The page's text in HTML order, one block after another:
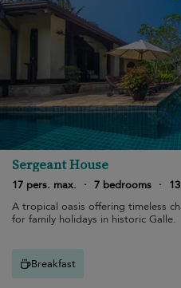
Sergeant House
17 pers. max.
· 7 bedrooms ·
A tropical oasis offering timeless
for family holidays in historic Galle.
Breakfast